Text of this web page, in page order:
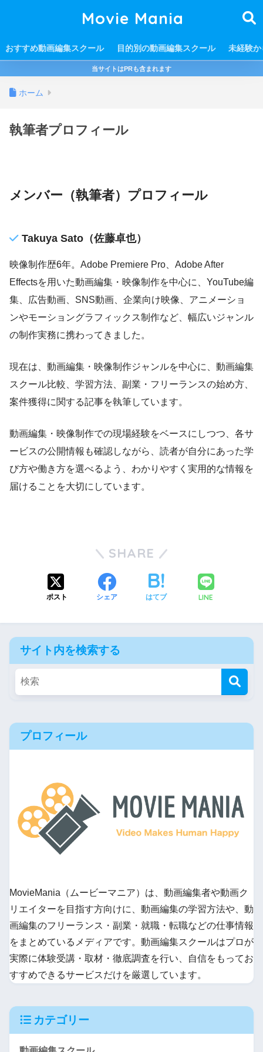
Movie Mania
おすすめ動画編集スクール 目的別の動画編集スクール 未経験
当サイトはPRも含まれます
ホーム
執筆者プロフィール
メンバー（執筆者）プロフィール
Takuya Sato（佐藤卓也）
映像制作歴6年。Adobe Premiere Pro、Adobe After
Effectsを用いた動画編集・映像制作を中心に、YouTube編
集、広告動画、SNS動画、企業向け映像、アニメーショ
ンやモーショングラフィックス制作など、幅広いジャンル
の制作実務に携わってきました。
現在は、動画編集・映像制作ジャンルを中心に、動画編集
スクール比較、学習方法、副業・フリーランスの始め方、
案件獲得に関する記事を執筆しています。
動画編集・映像制作での現場経験をベースにしつつ、各サ
ービスの公開情報も確認しながら、読者が自分にあった学
び方や働き方を選べるよう、わかりやすく実用的な情報を
届けることを大切にしています。
SHARE
ポスト シェア はてブ LINE
サイト内を検索する
プロフィール
MovieMania（ムービーマニア）は、動画編集者や動画ク
リエイターを目指す方向けに、動画編集の学習方法や、動
画編集のフリーランス・副業・就職・転職などの仕事情報
をまとめているメディアです。動画編集スクールはプロが
実際に体験受講・取材・徹底調査を行い、自信をもってお
すすめできるサービスだけを厳選しています。
カテゴリー